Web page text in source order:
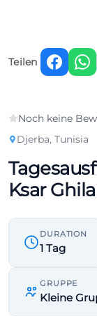
Teilen
Noch keine
Djerba, Tunisia
Ksar
DURATION
1 Tag
GRUPPE
Kleine